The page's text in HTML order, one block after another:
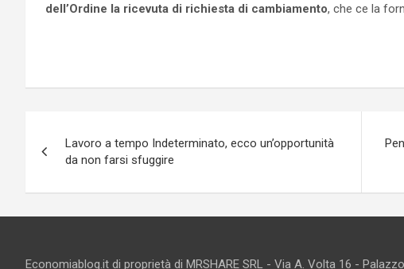
dell’Ordine la ricevuta di richiesta di cambiamento, che ce la
articoli
Lavoro a tempo Indeterminato, ecco un’opportunità
da non farsi sfuggire
Economiablog.it di proprietà di MRSHARE SRL - Via A. Volta 16 -